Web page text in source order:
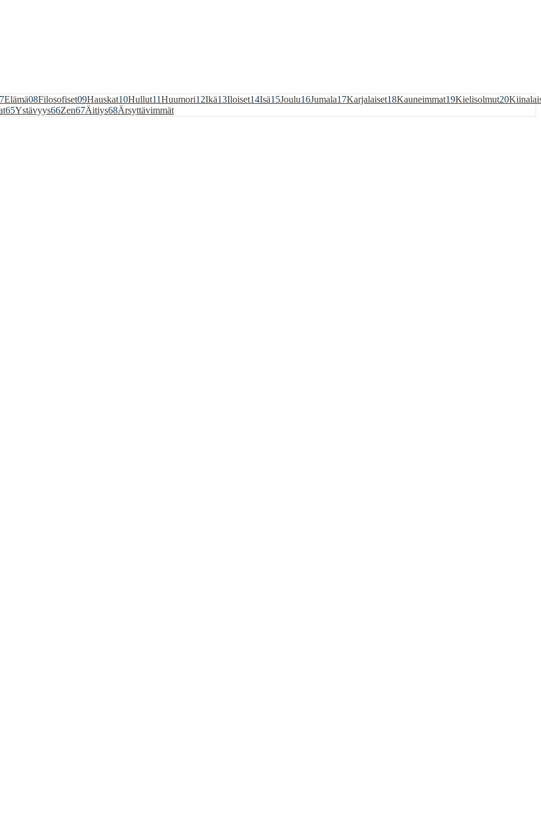
Elämä08Filosofiset09Hauskat10Hullut11Huumori12Ikä13Iloiset14Isä15Joulu16Jumala17Karjalaiset18Kauneimmat19Kielisolmut20
65Ystävyys66Zen67Äitiys68Ärsyttävimmät